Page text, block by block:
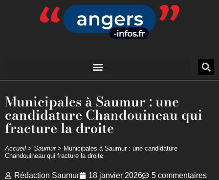
Municipales à Saumur : une
candidature Chandouineau qui
fracture la droite
Accueil > Saumur> Municipales à Saumur : une candidature
Chandouineau qui fracture la droite
Rédaction Saumur 18 janvier 2026 5 commentaires